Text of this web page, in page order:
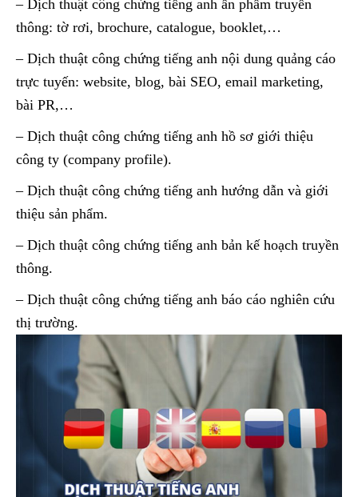
– Dịch thuật công chứng tiếng anh ấn phẩm truyền
thông: tờ rơi, brochure, catalogue, booklet,…
– Dịch thuật công chứng tiếng anh nội dung quảng cáo
trực tuyến: website, blog, bài SEO, email marketing,
bài PR,…
– Dịch thuật công chứng tiếng anh hồ sơ giới thiệu
công ty (company profile).
– Dịch thuật công chứng tiếng anh hướng dẫn và giới
thiệu sản phẩm.
– Dịch thuật công chứng tiếng anh bản kế hoạch truyền
thông.
– Dịch thuật công chứng tiếng anh báo cáo nghiên cứu
thị trường.